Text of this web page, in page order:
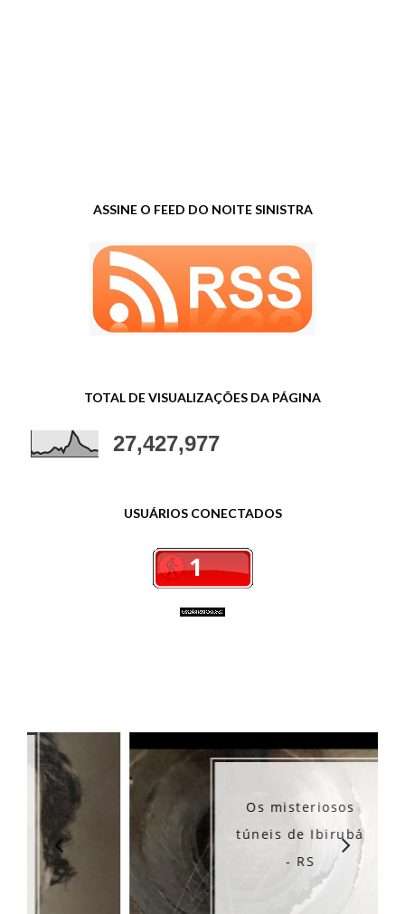
ASSINE O FEED DO NOITE SINISTRA
TOTAL DE VISUALIZAÇÕES DA PÁGINA
27,427,977
USUÁRIOS CONECTADOS
Os misteriosos
túneis de Ibirubá
- RS